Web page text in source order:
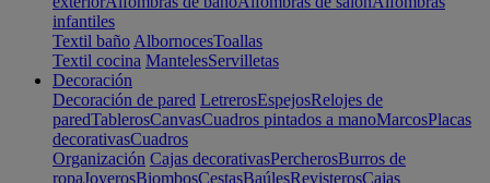
infantiles
Textil baño AlbornocesToallas
Textil cocina MantelesServilletas
Decoración
Decoración de pared LetrerosEspejosRelojes de
paredTablerosCanvasCuadros pintados a manoMarcosPlacas
decorativasCuadros
Organización Cajas decorativasPercherosBurros de
ropaJoyerosBiombosCestasBaúlesRevisterosCajas